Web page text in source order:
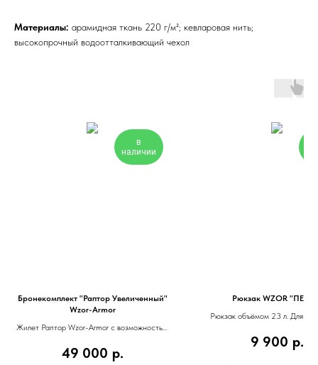
Материалы: арамидная ткань 220 г/м²; кевларовая нить;
высокопрочный водоотталкивающий чехол
в
наличии
Бронекомплект "Раптор Увеличенный"
Wzor-Armor
Жилет Раптор Wzor-Armor с возможностью
49 000 р.
Рюкзак WZOR
Рюкзак объёмом 23 л. Для
9 900 р.